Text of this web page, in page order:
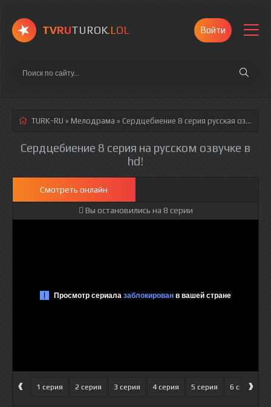
TVRUTUROK.LOL Войти
TURK-RU » Мелодрама » Сердцебиение 8 серия русская озвучка полностью смотреть онлайн!
Сердцебиение 8 серия на русском озвучке в
hd!
Смотреть онлайн
Вы остановились на 8 серии
‹ 1 серия 2 серия 3 серия 4 серия 5 серия 6 серия
›